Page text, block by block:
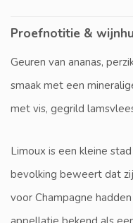
Proefnotitie &
Geuren van ananas,
smaak met een
met vis, gegrild
Limoux is een kleine
bevolking beweert dat
voor Champagne